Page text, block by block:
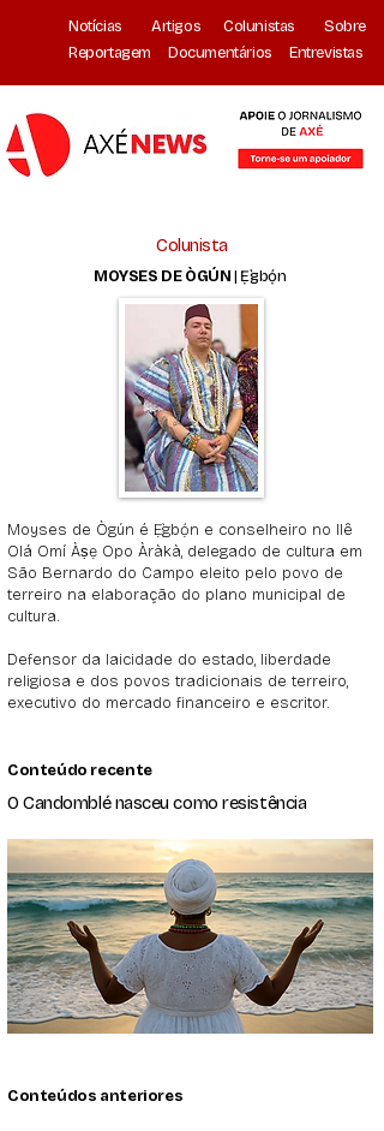
Notícias Artigos Colunistas
Sobre
Reportagem
Documentários Entrevistas
Colunista
MOYSES DE ÒGÚN| Ẹ̀gbọ́n
Moyses de Ògún é Ẹ̀gbọ́n e conselheiro no Ilê
Olá Omí Àṣẹ Opo Àràkà, delegado de cultura em
São Bernardo do Campo eleito pelo povo de
terreiro na elaboração do plano municipal de
cultura.
Defensor da laicidade do estado, liberdade
religiosa e dos povos tradicionais de terreiro,
executivo do mercado financeiro e escritor.
Conteúdo recente
O Candomblé nasceu como resistência
Conteúdos anteriores